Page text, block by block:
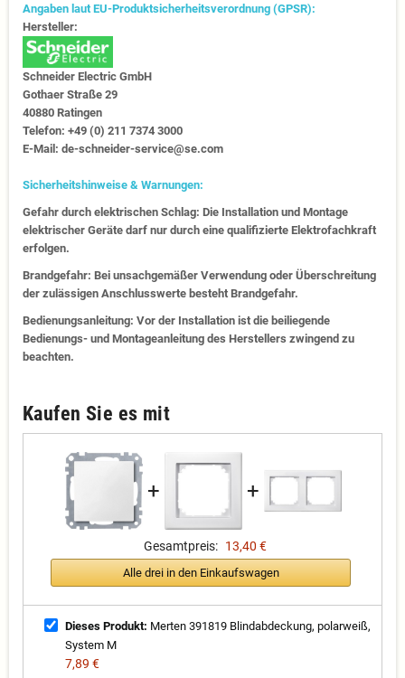
Angaben laut EU-Produktsicherheitsverordnung (GPSR):
Hersteller:
Schneider Electric GmbH
Gothaer Straße 29
40880 Ratingen
Telefon: +49 (0) 211 7374 3000
E-Mail: de-schneider-service@se.com
Sicherheitshinweise & Warnungen:
Gefahr durch elektrischen Schlag: Die Installation und Montage
elektrischer Geräte darf nur durch eine qualifizierte Elektrofachkraft
erfolgen.
Brandgefahr: Bei unsachgemäßer Verwendung oder Überschreitung
der zulässigen Anschlusswerte besteht Brandgefahr.
Bedienungsanleitung: Vor der Installation ist die beiliegende
Bedienungs- und Montageanleitung des Herstellers zwingend zu
beachten.
Kaufen Sie es mit
+ +
Gesamtpreis: 13,40 €
Alle drei in den Einkaufswagen
Dieses Produkt: Merten 391819 Blindabdeckung, polarweiß,
System M
7,89 €